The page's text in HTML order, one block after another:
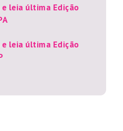
leia última Edição
leia última Edição